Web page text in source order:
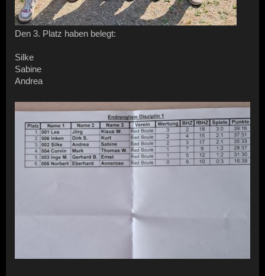
Den 3. Platz haben belegt:
Silke
Sabine
Andrea